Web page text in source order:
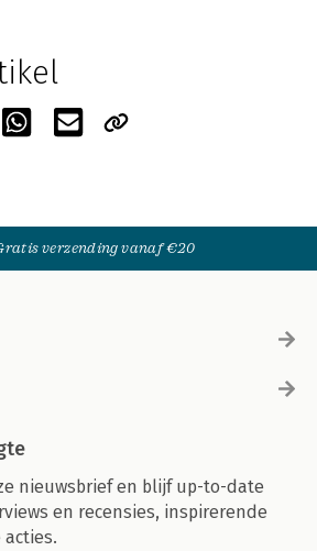
verzending vanaf €20
nieuwsbrief en blijf up-to-date
en recensies, inspirerende